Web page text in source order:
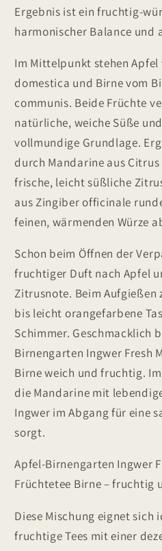
Ergebnis ist ein fruchtig-
harmonischer Balance und
Im Mittelpunkt stehen
domestica und Birne vom
communis. Beide Früchte
natürliche, weiche Süße
vollmundige Grundlage.
durch Mandarine aus
frische, leicht süßliche
aus Zingiber officinale
feinen, wärmenden Würze
Schon beim Öffnen der
fruchtiger Duft nach Apfel
Zitrusnote. Beim Aufgießen
bis leicht orangefarbene
Schimmer. Geschmacklich
Birnengarten Ingwer Fresh
Birne weich und fruchtig.
die Mandarine mit
Ingwer im Abgang für eine
sorgt.
Apfel-Birnengarten Ingwer
Früchtetee Birne – fruchtig
Diese Mischung eignet sich
fruchtige Tees mit einer